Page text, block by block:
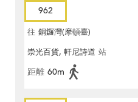
962
往 銅鑼灣(摩頓臺)
崇光百貨, 軒尼詩道 站
距離 60m